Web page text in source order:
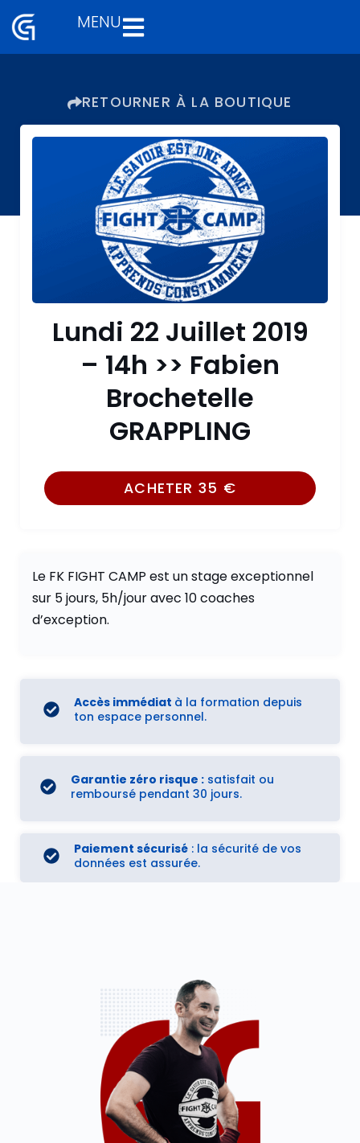
Aller
MENU
RETOURNER À LA BOUTIQUE
Lundi 22 Juillet 2019
– 14h >> Fabien
Brochetelle
GRAPPLING
ACHETER 35 €
Le FK FIGHT CAMP est un stage exceptionnel
sur 5 jours, 5h/jour avec 10 coaches
d’exception.
Accès immédiat à la formation depuis
ton espace personnel.
Garantie zéro risque : satisfait ou
remboursé pendant 30 jours.
Paiement sécurisé: la sécurité de vos
données est assurée.